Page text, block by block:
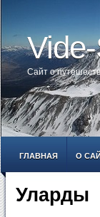
Сайт о
ГЛАВНАЯ О
Уларды